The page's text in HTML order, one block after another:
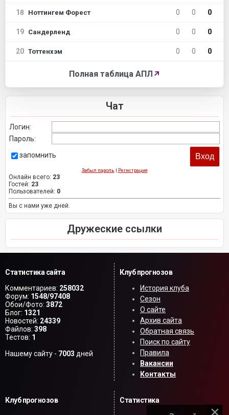
18 Ноттингем Форест 0 0 0
19 Сандерленд 0 0 0
20 Тоттенхэм 0 0 0
Полная таблица АПЛ ↗
Чат
Логин:
Пароль:
запомнить
Забыл пароль | Регистрация
Онлайн всего: 23
Гостей: 23
Пользователей: 0
Вы с нами уже дней.
Дружеские ссылки
Статистика сайта
Комментариев: 258032
Форум: 1548/97408
Обои/Фото: 3872
Блог: 1321
Новостей: 24339
Файлов: 398
Тестов: 1
Нашему сайту - 7003 дней
Клуб прогнозов
История клуба
Сезон
О сайте
Архив сайта
Обратная связь
Поиск по сайту
Правила
Вакансии
Контакты
Клуб прогнозов Статистика